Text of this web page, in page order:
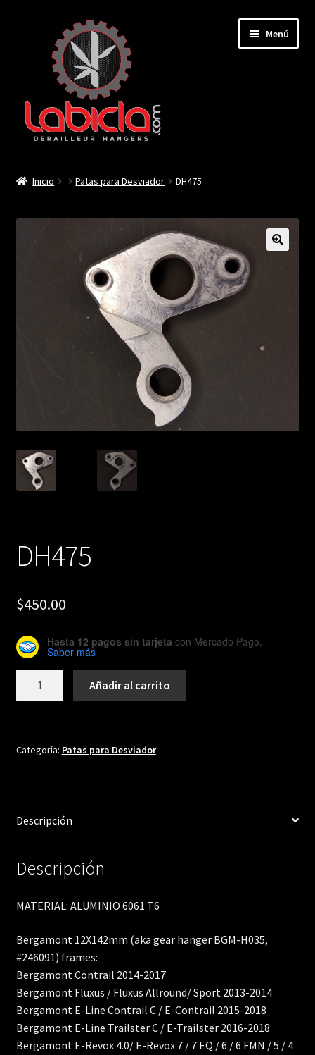
navegación
contenido
Menú
Inicio Patas para Desviador DH475
DH475
$450.00
Hasta 12 pagos sin tarjeta con Mercado Pago.
Saber más
Añadir al carrito
Categoría: Patas para Desviador
Descripción
Descripción
MATERIAL: ALUMINIO 6061 T6
Bergamont 12X142mm (aka gear hanger BGM-H035,
#246091) frames:
Bergamont Contrail 2014-2017
Bergamont Fluxus / Fluxus Allround/ Sport 2013-2014
Bergamont E-Line Contrail C / E-Contrail 2015-2018
Bergamont E-Line Trailster C / E-Trailster 2016-2018
Bergamont E-Revox 4.0/ E-Revox 7 / 7 EQ / 6 / 6 FMN / 5 / 4